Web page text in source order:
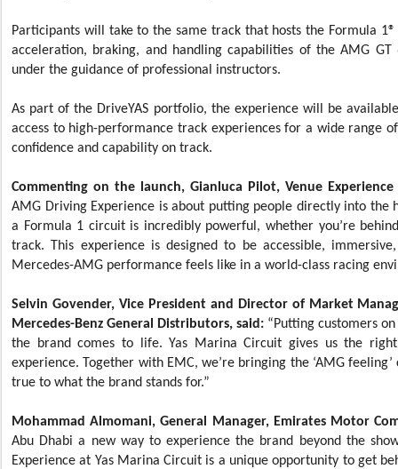
Participants will take to the same track that hosts the Formula
acceleration, braking, and handling capabilities of the AMG
under the guidance of professional instructors.
As part of the DriveYAS portfolio, the experience will be
access to high-performance track experiences for a wide range
confidence and capability on track.
Commenting on the launch, Gianluca Pilot, Venue
AMG Driving Experience is about putting people directly into the
a Formula 1 circuit is incredibly powerful, whether you’re
track. This experience is designed to be accessible,
Mercedes-AMG performance feels like in a world-class racing
Selvin Govender, Vice President and Director of Market
Mercedes-Benz General Distributors, said: “Putting customers
the brand comes to life. Yas Marina Circuit gives us the
experience. Together with EMC, we’re bringing the ‘AMG
true to what the brand stands for.”
Mohammad Almomani, General Manager, Emirates Motor
Abu Dhabi a new way to experience the brand beyond the
Experience at Yas Marina Circuit is a unique opportunity to get